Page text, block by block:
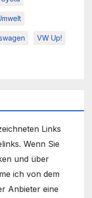
VW Up!
Links
Wenn Sie
und über
ich von dem
Anbieter eine